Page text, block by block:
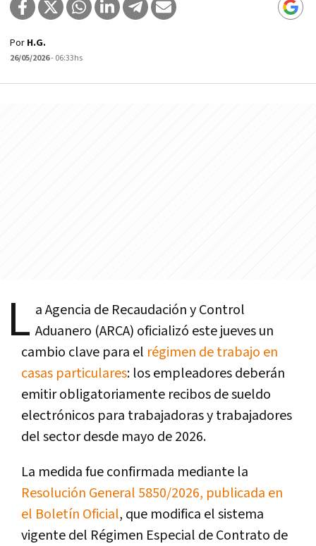
Por H.G.
26/05/2026- 06:33hs
L a Agencia de Recaudación y Control
Aduanero (ARCA) oficializó este jueves un
cambio clave para el régimen de trabajo en
casas particulares: los empleadores deberán
emitir obligatoriamente recibos de sueldo
electrónicos para trabajadoras y trabajadores
del sector desde mayo de 2026.
La medida fue confirmada mediante la
Resolución General 5850/2026, publicada en
el Boletín Oficial, que modifica el sistema
vigente del Régimen Especial de Contrato de